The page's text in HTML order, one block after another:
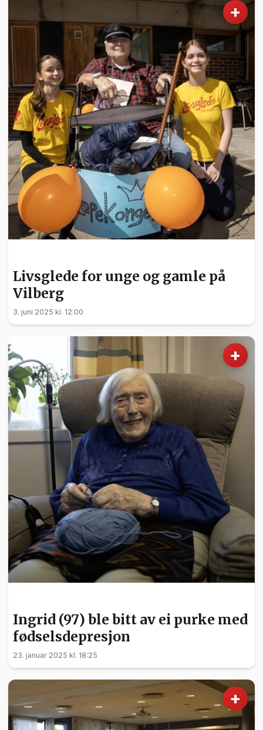
+
Livsglede for unge og gamle på
Vilberg
3. juni 2025 kl. 12:00
+
Ingrid (97) ble bitt av ei purke med
fødselsdepresjon
23. januar 2025 kl. 18:25
+